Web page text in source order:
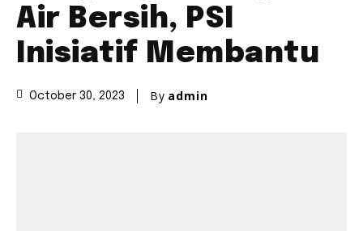
Air Bersih, PSI
Inisiatif Membantu
October 30, 2023 By admin